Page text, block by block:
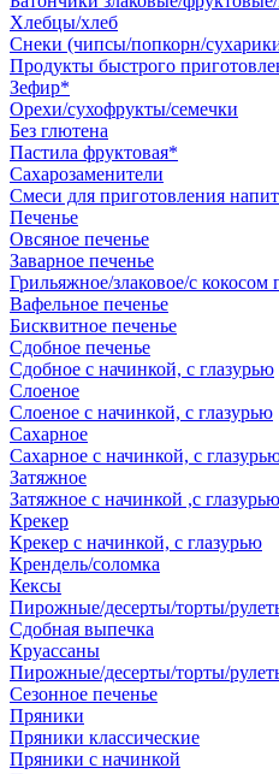
Хлебцы/хлеб
Снеки (чипсы/попкорн/
Продукты быстрого
Зефир*
Орехи/сухофрукты/семечки
Без глютена
Пастила фруктовая*
Сахарозаменители
Смеси для приготовления
Печенье
Овсяное печенье
Заварное печенье
Грильяжное/злаковое/с кокосом
Вафельное печенье
Бисквитное печенье
Сдобное печенье
Сдобное с начинкой, с глазурью
Слоеное
Слоеное с начинкой, с глазурью
Сахарное
Сахарное с начинкой, с
Затяжное
Затяжное с начинкой ,с глазурью
Крекер
Крекер с начинкой, с глазурью
Крендель/соломка
Кексы
Пирожные/десерты/торты/
Сдобная выпечка
Круассаны
Пирожные/десерты/торты/
Сезонное печенье
Пряники
Пряники классические
Пряники с начинкой